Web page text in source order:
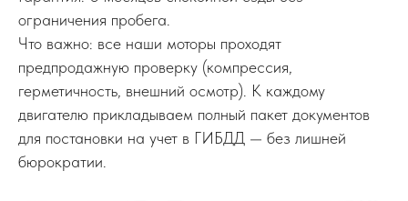
ограничения пробега.
Что важно: все наши моторы проходят
предпродажную проверку (компрессия,
герметичность, внешний осмотр). К каждому
двигателю прикладываем полный пакет документов
для постановки на учет в ГИБДД — без лишней
бюрократии.